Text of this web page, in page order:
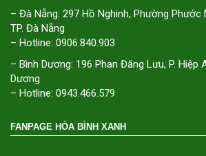
– Đà Nẵng: 297 Hồ Nghinh, Phường Phước
TP. Đà Nẵng
– Hotline: 0906.840.903
– Bình Dương: 196 Phan Đăng Lưu, P. Hiệp
Dương
– Hotline: 0943.466.579
FANPAGE HÒA BÌNH XANH